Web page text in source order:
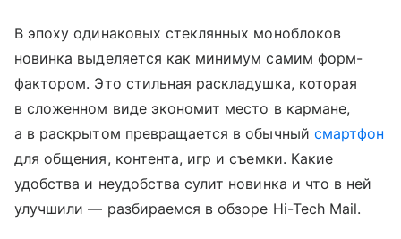
В эпоху одинаковых стеклянных моноблоков
новинка выделяется как минимум самим форм-
фактором. Это стильная раскладушка, которая
в сложенном виде экономит место в кармане,
а в раскрытом превращается в обычный смартфон
для общения, контента, игр и съемки. Какие
удобства и неудобства сулит новинка и что в ней
улучшили — разбираемся в обзоре Hi-Tech Mail.